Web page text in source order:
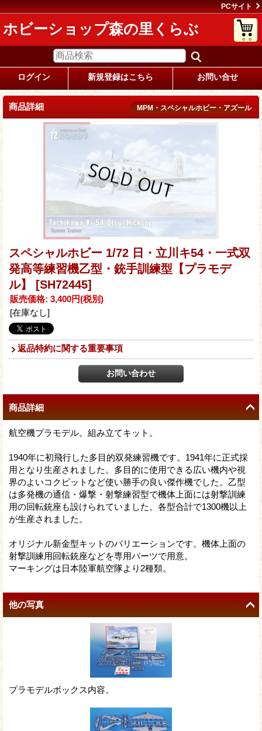
PCサイト
ホビーショップ森の里くらぶ
ログイン 新規登録はこちら お問い合せ
商品詳細 MPM・スペシャルホビー・アズール
スペシャルホビー 1/72 日・立川キ54・一式双
発高等練習機乙型・銃手訓練型【プラモデ
ル】
[SH72445]
販売価格: 3,400円(税別)
[在庫なし]
返品特約に関する重要事項
商品詳細
航空機プラモデル。組み立てキット。
1940年に初飛行した多目的双発練習機です。1941年に正式採
用となり生産されました。多目的に使用できる広い機内や視
界のよいコクピットなど使い勝手の良い傑作機でした。乙型
は多発機の通信・爆撃・射撃練習型で機体上面には射撃訓練
用の回転銃座も設けられていました。各型合計で1300機以上
が生産されました。
オリジナル新金型キットのバリエーションです。機体上面の
射撃訓練用回転銃座などを専用パーツで用意。
マーキングは日本陸軍航空隊より2種類。
他の写真
プラモデルボックス内容。